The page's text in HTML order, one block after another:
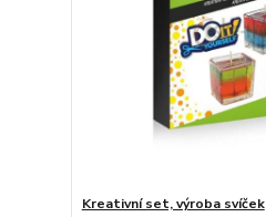
Kreativní set, výroba svíček